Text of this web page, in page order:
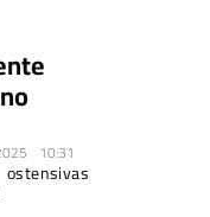
10:31